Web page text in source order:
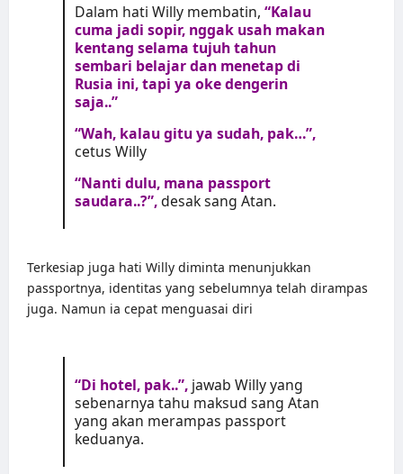
Dalam hati Willy membatin, “Kalau
cuma jadi sopir, nggak usah makan
kentang selama tujuh tahun
sembari belajar dan menetap di
Rusia ini, tapi ya oke dengerin
saja..”
“Wah, kalau gitu ya sudah, pak…”,
cetus Willy
“Nanti dulu, mana passport
saudara..?”,desak sang Atan.
Terkesiap juga hati Willy diminta menunjukkan
passportnya, identitas yang sebelumnya telah dirampas
juga. Namun ia cepat menguasai diri
“Di hotel, pak..”,jawab Willy yang
sebenarnya tahu maksud sang Atan
yang akan merampas passport
keduanya.